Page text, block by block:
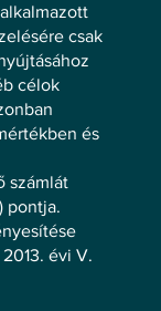
csak
célok
és
számlát
pontja.
évi V.